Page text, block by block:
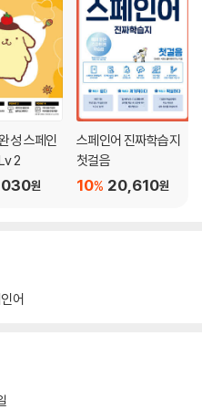
고수 안 먹어요.
아.
까?
스페인어를 배우는 것
아?
.
.
산서 주세요.
llevar? 드시고 가세요, 포장하
?
성 스페인
2
원
스페인어 진짜학습지
첫걸음
20,610원
10%
어